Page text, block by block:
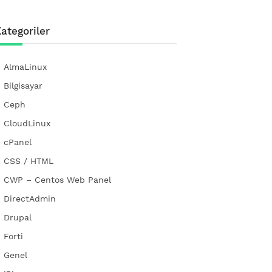
AlmaLinux
Bilgisayar
Ceph
CloudLinux
cPanel
CSS / HTML
CWP – Centos Web Panel
DirectAdmin
Drupal
Forti
Genel